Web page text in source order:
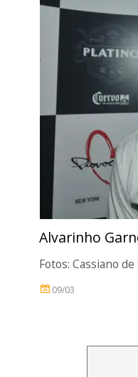
Alvarinho
Fotos: Cassiano de
09/03